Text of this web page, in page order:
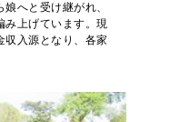
へと受け継がれ、
み上げています。現
収入源となり、各家